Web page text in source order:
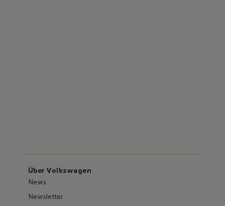
Über Volkswagen
News
Newsletter